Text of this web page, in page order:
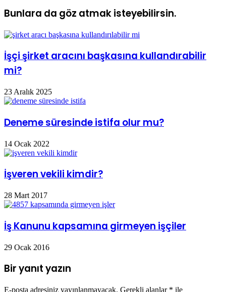
Bunlara da göz atmak isteyebilirsin.
İşçi şirket aracını başkasına kullandırabilir
mi?
23 Aralık 2025
Deneme süresinde istifa olur mu?
14 Ocak 2022
İşveren vekili kimdir?
28 Mart 2017
İş Kanunu kapsamına girmeyen işçiler
29 Ocak 2016
Bir yanıt yazın
E-posta adresiniz yayınlanmayacak. Gerekli alanlar * ile